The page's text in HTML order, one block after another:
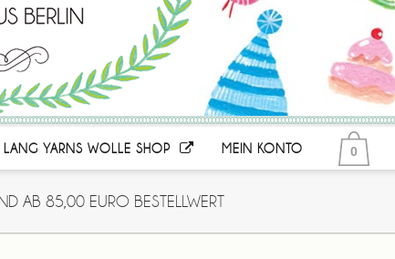
LANG YARNS WOLLE SHOP MEIN KONTO 0
AB 85,00 EURO BESTELLWERT